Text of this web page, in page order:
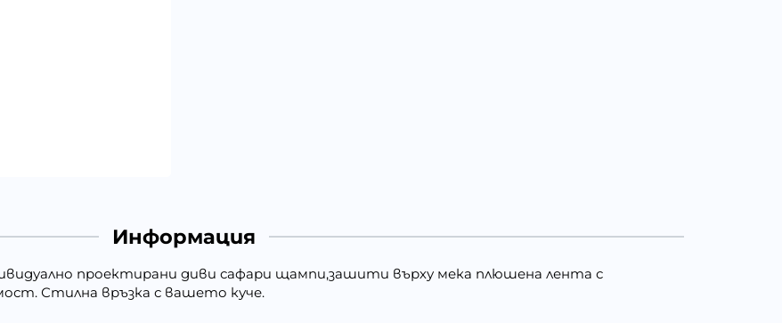
Информация
проектирани диви сафари щампи,зашити върху мека плюшена лента с
Стилна връзка с вашето куче.